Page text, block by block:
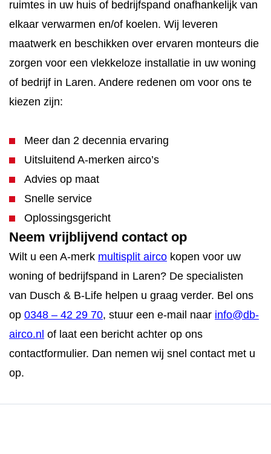
ruimtes in uw huis of bedrijfspand onafhankelijk van
elkaar verwarmen en/of koelen. Wij leveren
maatwerk en beschikken over ervaren monteurs die
zorgen voor een vlekkeloze installatie in uw woning
of bedrijf in Laren. Andere redenen om voor ons te
kiezen zijn:
Meer dan 2 decennia ervaring
Uitsluitend A-merken airco’s
Advies op maat
Snelle service
Oplossingsgericht
Neem vrijblijvend contact op
Wilt u een A-merk multisplit airco kopen voor uw
woning of bedrijfspand in Laren? De specialisten
van Dusch & B-Life helpen u graag verder. Bel ons
op 0348 – 42 29 70, stuur een e-mail naar info@db-
airco.nl of laat een bericht achter op ons
contactformulier. Dan nemen wij snel contact met u
op.